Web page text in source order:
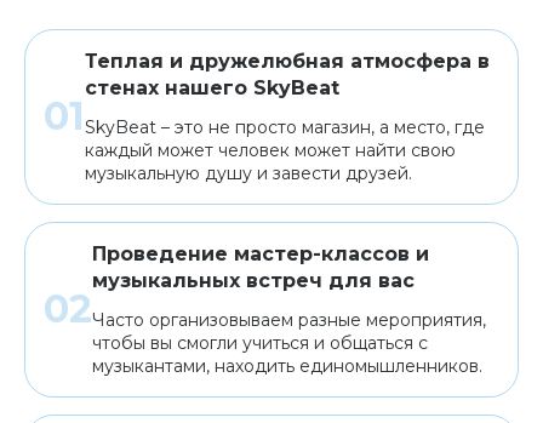
Теплая и дружелюбная атмосфера в
стенах нашего SkyBeat
SkyBeat – это не просто магазин, а место, где
каждый может человек может найти свою
музыкальную душу и завести друзей.
Проведение мастер-классов и
музыкальных встреч для вас
Часто организовываем разные мероприятия,
чтобы вы смогли учиться и общаться с
музыкантами, находить единомышленников.